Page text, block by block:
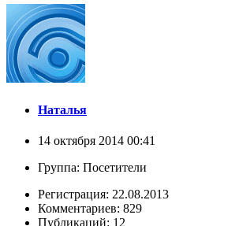
Наталья
14 октября 2014 00:41
Группа: Посетители
Регистрация: 22.08.2013
Комментариев: 829
Публикаций: 12